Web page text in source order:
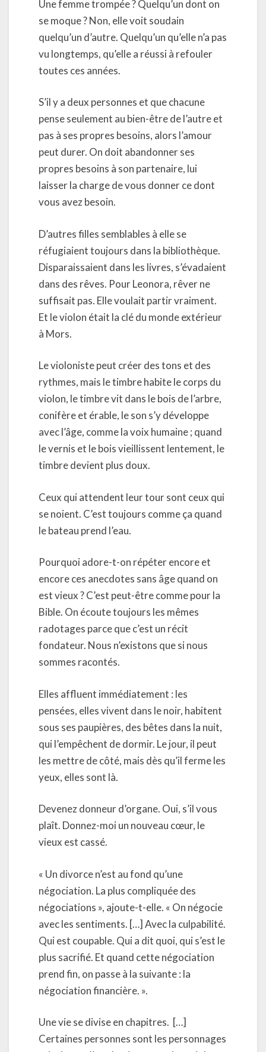
Une femme trompée ? Quelqu’un dont on
se moque ? Non, elle voit soudain
quelqu’un d’autre. Quelqu’un qu’elle n’a pas
vu longtemps, qu’elle a réussi à refouler
toutes ces années.
S’il y a deux personnes et que chacune
pense seulement au bien-être de l’autre et
pas à ses propres besoins, alors l’amour
peut durer. On doit abandonner ses
propres besoins à son partenaire, lui
laisser la charge de vous donner ce dont
vous avez besoin.
D’autres filles semblables à elle se
réfugiaient toujours dans la bibliothèque.
Disparaissaient dans les livres, s’évadaient
dans des rêves. Pour Leonora, rêver ne
suffisait pas. Elle voulait partir vraiment.
Et le violon était la clé du monde extérieur
à Mors.
Le violoniste peut créer des tons et des
rythmes, mais le timbre habite le corps du
violon, le timbre vit dans le bois de l’arbre,
conifère et érable, le son s’y développe
avec l’âge, comme la voix humaine ; quand
le vernis et le bois vieillissent lentement, le
timbre devient plus doux.
Ceux qui attendent leur tour sont ceux qui
se noient. C’est toujours comme ça quand
le bateau prend l’eau.
Pourquoi adore-t-on répéter encore et
encore ces anecdotes sans âge quand on
est vieux ? C’est peut-être comme pour la
Bible. On écoute toujours les mêmes
radotages parce que c’est un récit
fondateur. Nous n’existons que si nous
sommes racontés.
Elles affluent immédiatement : les
pensées, elles vivent dans le noir, habitent
sous ses paupières, des bêtes dans la nuit,
qui l’empêchent de dormir. Le jour, il peut
les mettre de côté, mais dès qu’il ferme les
yeux, elles sont là.
Devenez donneur d’organe. Oui, s’il vous
plaît. Donnez-moi un nouveau cœur, le
vieux est cassé.
« Un divorce n’est au fond qu’une
négociation. La plus compliquée des
négociations », ajoute-t-elle. « On négocie
avec les sentiments. […] Avec la culpabilité.
Qui est coupable. Qui a dit quoi, qui s’est le
plus sacrifié. Et quand cette négociation
prend fin, on passe à la suivante : la
négociation financière. ».
Une vie se divise en chapitres. […]
Certaines personnes sont les personnages